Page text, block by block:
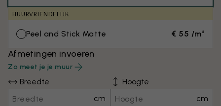
HUURVRIENDELIJK
Peel and Stick Matte € 55 /m²
Afmetingen invoeren
Zo meet je je muur
Breedte
cm
Hoogte
cm